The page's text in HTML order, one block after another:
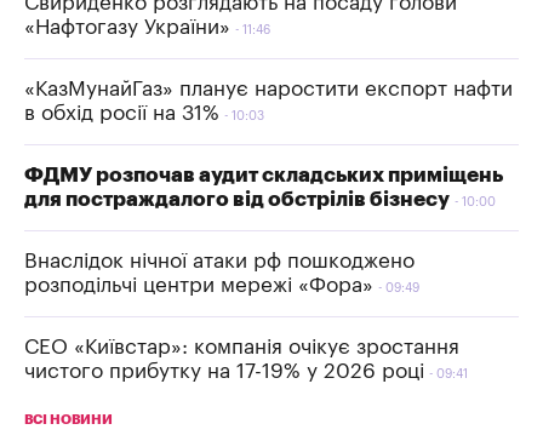
«Нафтогазу України»
11:46
«КазМунайГаз» планує наростити експорт нафти
в обхід росії на 31%
10:03
ФДМУ розпочав аудит складських приміщень
для постраждалого від обстрілів бізнесу
10:00
Внаслідок нічної атаки рф пошкоджено
розподільчі центри мережі «Фора»
09:49
СЕО «Київстар»: компанія очікує зростання
чистого прибутку на 17-19% у 2026 році
09:41
ВСІ НОВИНИ